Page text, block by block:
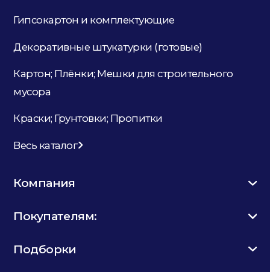
Гипсокартон и комплектующие
Декоративные штукатурки (готовые)
Картон; Плёнки; Мешки для строительного
мусора
Краски; Грунтовки; Пропитки
Весь каталог
Компания
Покупателям:
Подборки